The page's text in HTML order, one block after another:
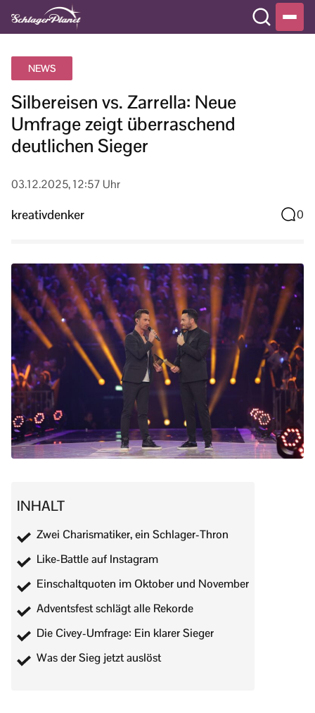
NEWS
Silbereisen vs. Zarrella: Neue
Umfrage zeigt überraschend
deutlichen Sieger
03.12.2025, 12:57 Uhr
kreativdenker 0
INHALT
Zwei Charismatiker, ein Schlager-Thron
Like-Battle auf Instagram
Einschaltquoten im Oktober und November
Adventsfest schlägt alle Rekorde
Die Civey-Umfrage: Ein klarer Sieger
Was der Sieg jetzt auslöst